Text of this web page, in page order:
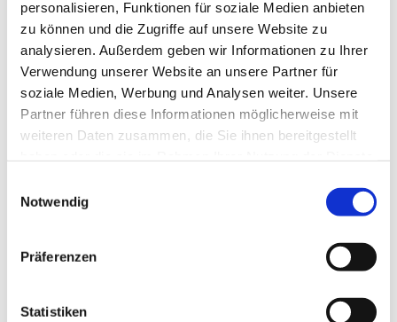
personalisieren, Funktionen für soziale Medien anbieten
zu können und die Zugriffe auf unsere Website zu
analysieren. Außerdem geben wir Informationen zu Ihrer
Verwendung unserer Website an unsere Partner für
soziale Medien, Werbung und Analysen weiter. Unsere
Partner führen diese Informationen möglicherweise mit
weiteren Daten zusammen, die Sie ihnen bereitgestellt
Notwendig
Präferenzen
Statistiken
Parameter bestimmen meist die Glasdicke sowie
Art und Lage der Beschichtungen. Die Farbe der
reflektierten Umgebungsflächen, der
Betrachtungswinkel und die Helligkeit des hinter
der Glasschicht liegenden Raums sind ebenfalls
kaum beeinflussbar. Dennoch haben auch sie
Wegen der hohen Komplexität des
Auswahlprozesses ist es sinnvoll, frühzeitig einen
Aufgrund der bauphysikalischen Gegebenheiten
einem gemeinsamen Prozess ein Glas gefunden